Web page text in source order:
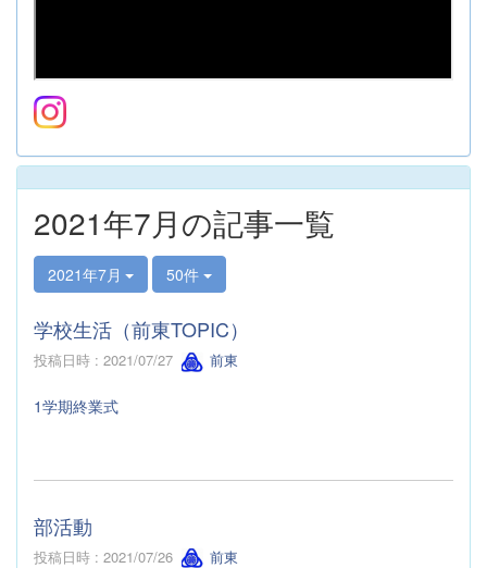
2021年7月の記事一覧
2021年7月 50件
学校生活（前東TOPIC）
投稿日時 : 2021/07/27 前東
1学期終業式
部活動
投稿日時 : 2021/07/26 前東